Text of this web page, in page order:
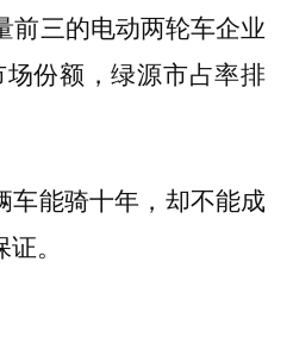
前三的电动两轮车企业
份额，绿源市占率排
车能骑十年，却不能成
。